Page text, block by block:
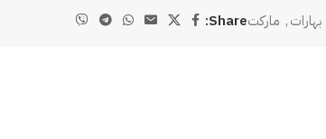
بهارات, ماركتShare: